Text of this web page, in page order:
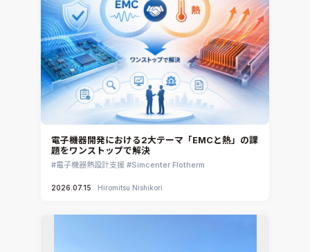
電子機器開発における2大テーマ「EMCと熱」の課
題をワンストップで解決
電子機器熱設計支援 Simcenter Flotherm
2026.07.15 Hiromitsu Nishikori